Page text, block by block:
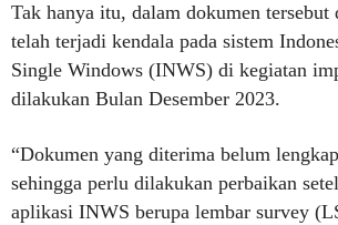
Tak hanya itu, dalam dokumen tersebut
telah terjadi kendala pada sistem
Single Windows (INWS) di kegiatan
dilakukan Bulan Desember 2023.
“Dokumen yang diterima belum
sehingga perlu dilakukan perbaikan
aplikasi INWS berupa lembar survey